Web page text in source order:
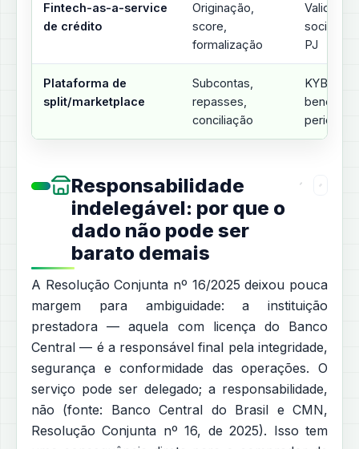
Fintech-as-a-service
de crédito
Originação,
score,
formalização
PJ
Plataforma de
split/marketplace
Subcontas,
repasses,
conciliação
KYB de
periódica
Responsabilidade
indelegável: por que o
dado não pode ser
barato demais
A Resolução Conjunta nº 16/2025 deixou pouca
margem para ambiguidade: a instituição
prestadora — aquela com licença do Banco
Central — é a responsável final pela integridade,
segurança e conformidade das operações. O
serviço pode ser delegado; a responsabilidade,
não (fonte: Banco Central do Brasil e CMN,
Resolução Conjunta nº 16, de 2025). Isso tem